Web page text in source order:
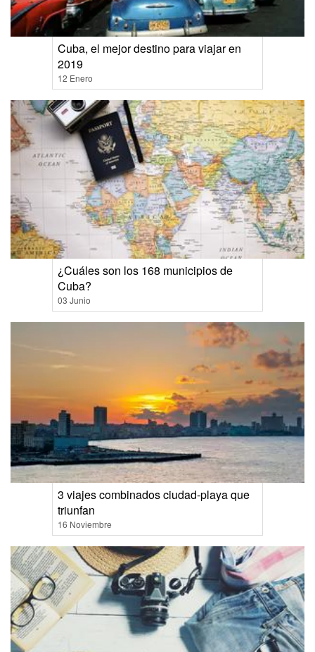
Cuba, el mejor destino para viajar en
2019
12 Enero
¿Cuáles son los 168 municipios de
Cuba?
03 Junio
3 viajes combinados ciudad-playa que
triunfan
16 Noviembre